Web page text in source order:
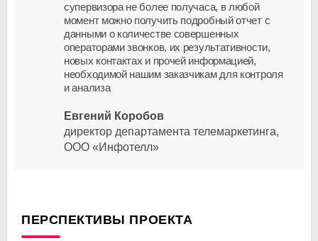
супервизора не более получаса, в любой
момент можно получить подробный отчет с
данными о количестве совершенных
операторами звонков, их результативности,
новых контактах и прочей информацией,
необходимой нашим заказчикам для контроля
и анализа
Евгений Коробов
директор департамента телемаркетинга,
ООО «Инфотелл»
ПЕРСПЕКТИВЫ ПРОЕКТА